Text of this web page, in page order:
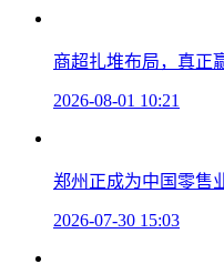
商超扎堆布局，真正
2026-08-01 10:21
郑州正成为中国零售
2026-07-30 15:03